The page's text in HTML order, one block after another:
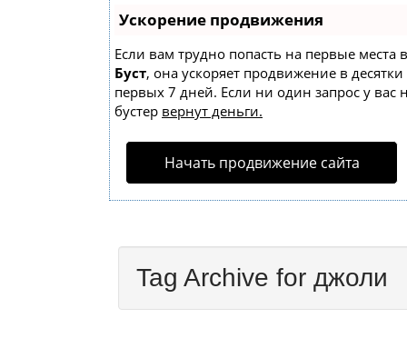
Ускорение продвижения
Если вам трудно попасть на первые места
Буст, она ускоряет продвижение в
первых 7 дней. Если ни один запрос у вас
бустер вернут деньги.
Начать продвижение сайта
Tag Archive for джоли